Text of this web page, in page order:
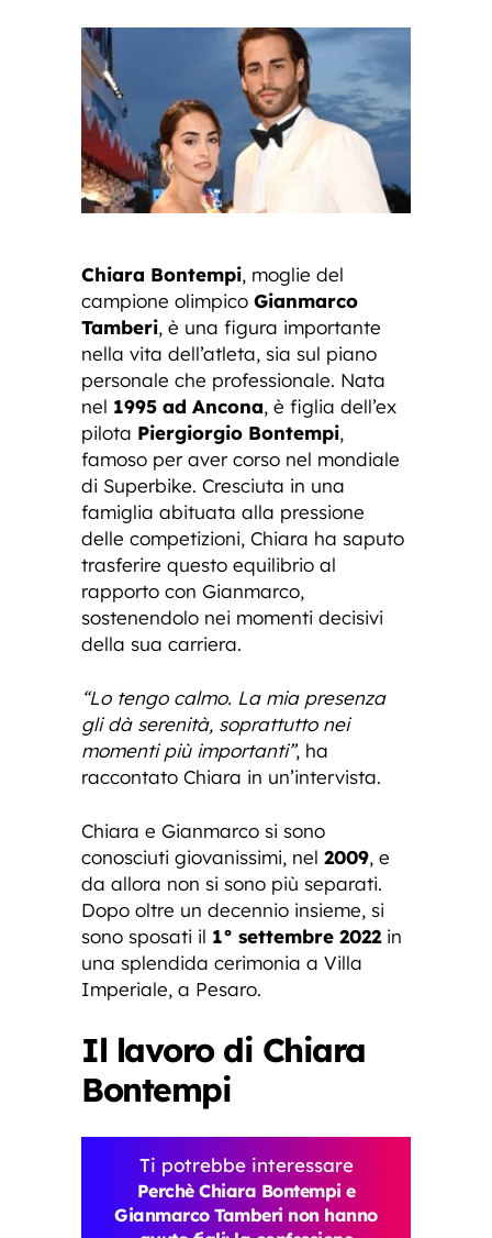
Chiara Bontempi, moglie del
campione olimpico Gianmarco
Tamberi, è una figura importante
nella vita dell’atleta, sia sul piano
personale che professionale. Nata
nel 1995 ad Ancona, è figlia dell’ex
pilota Piergiorgio Bontempi,
famoso per aver corso nel mondiale
di Superbike. Cresciuta in una
famiglia abituata alla pressione
delle competizioni, Chiara ha saputo
trasferire questo equilibrio al
rapporto con Gianmarco,
sostenendolo nei momenti decisivi
della sua carriera.
“Lo tengo calmo. La mia presenza
gli dà serenità, soprattutto nei
momenti più importanti”, ha
raccontato Chiara in un’intervista.
Chiara e Gianmarco si sono
conosciuti giovanissimi, nel 2009, e
da allora non si sono più separati.
Dopo oltre un decennio insieme, si
sono sposati il 1° settembre 2022in
una splendida cerimonia a Villa
Imperiale, a Pesaro.
Il lavoro di Chiara
Bontempi
Ti potrebbe interessare
Perchè Chiara Bontempi e
Gianmarco Tamberi non hanno